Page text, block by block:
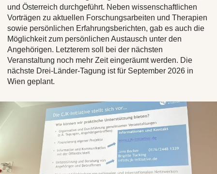
und Österreich durchgeführt. Neben wissenschaftlichen
Vorträgen zu aktuellen Forschungsarbeiten und Therapien
sowie persönlichen Erfahrungsberichten, gab es auch die
Möglichkeit zum persönlichen Austausch unter den
Angehörigen. Letzterem soll bei der nächsten
Veranstaltung noch mehr Zeit eingeräumt werden. Die
nächste Drei-Länder-Tagung ist für September 2026 in
Wien geplant.